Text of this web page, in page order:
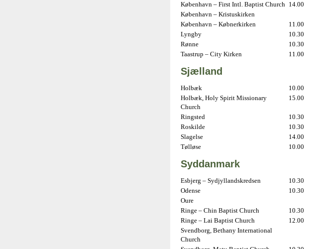
København – First Intl. Baptist Church 14.00
København – Kristuskirken
København – Købnerkirken
11.00
Lyngby
10.30
Rønne
10.30
Taastrup – City Kirken
11.00
Sjælland
Holbæk 10.00
Holbæk, Holy Spirit Missionary
Church
15.00
Ringsted 10.30
Roskilde
10.30
Slagelse
14.00
Tølløse
10.00
Syddanmark
Esbjerg – Sydjyllandskredsen 10.30
Odense
10.30
Oure
Ringe – Chin Baptist Church
10.30
Ringe – Lai Baptist Church
12.00
Svendborg, Bethany International
Church